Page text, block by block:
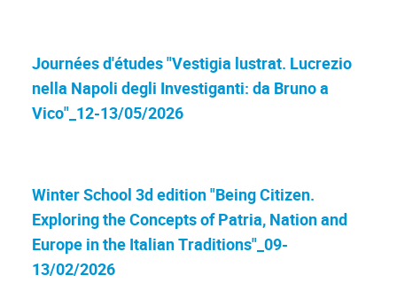
Journées d'études "Vestigia lustrat. Lucrezio
nella Napoli degli Investiganti: da Bruno a
Vico"_12-13/05/2026
Winter School 3d edition "Being Citizen.
Exploring the Concepts of Patria, Nation and
Europe in the Italian Traditions"_09-
13/02/2026